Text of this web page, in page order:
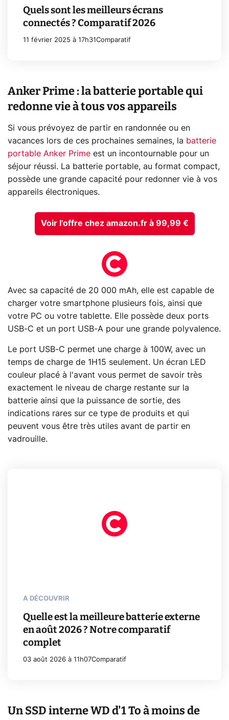
Quels sont les meilleurs écrans
connectés ? Comparatif 2026
11 février 2025 à 17h31Comparatif
Anker Prime : la batterie portable qui
redonne vie à tous vos appareils
Si vous prévoyez de partir en randonnée ou en
vacances lors de ces prochaines semaines, la batterie
portable Anker Prime est un incontournable pour un
séjour réussi. La batterie portable, au format compact,
possède une grande capacité pour redonner vie à vos
appareils électroniques.
Voir l'offre chez amazon.fr à 99,99 €
Avec sa capacité de 20 000 mAh, elle est capable de
charger votre smartphone plusieurs fois, ainsi que
votre PC ou votre tablette. Elle possède deux ports
USB-C et un port USB-A pour une grande polyvalence.
Le port USB-C permet une charge à 100W, avec un
temps de charge de 1H15 seulement. Un écran LED
couleur placé à l'avant vous permet de savoir très
exactement le niveau de charge restante sur la
batterie ainsi que la puissance de sortie, des
indications rares sur ce type de produits et qui
peuvent vous être très utiles avant de partir en
vadrouille.
A DÉCOUVRIR
Quelle est la meilleure batterie externe
en août 2026 ? Notre comparatif
complet
03 août 2026 à 11h07Comparatif
Un SSD interne WD d'1 To à moins de